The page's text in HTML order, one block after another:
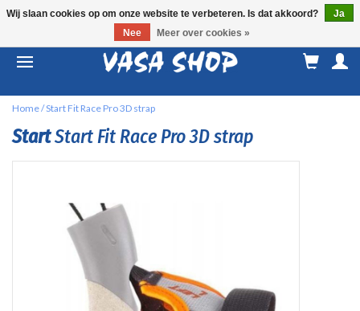
Home/Start Fit Race Pro 3D strap
StartStart Fit Race Pro 3D strap
Wij slaan cookies op om onze website te verbeteren. Is dat akkoord?
Ja
Nee
Meer over cookies »